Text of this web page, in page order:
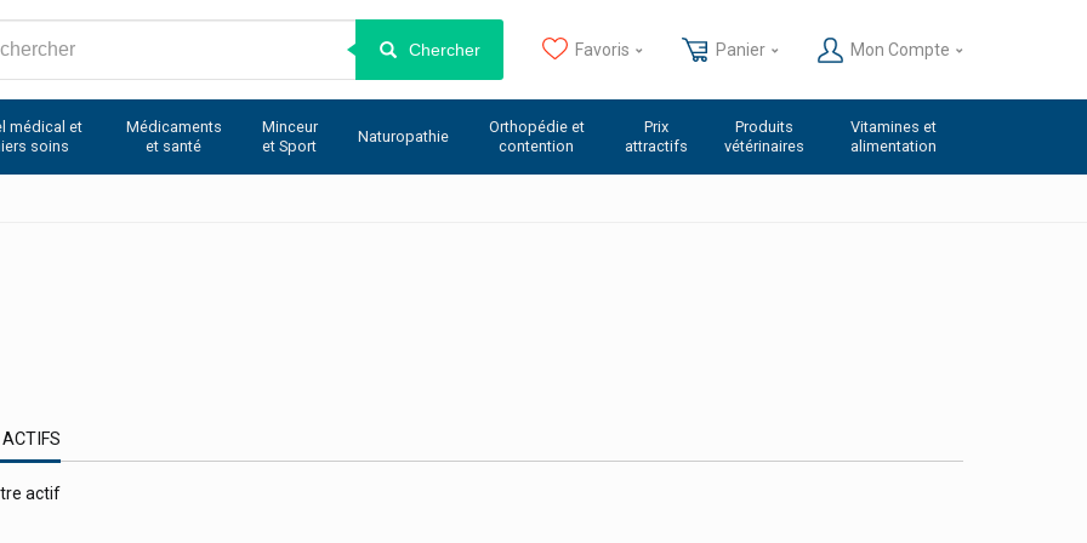
Chercher Favoris Panier Mon Compte
médical et
soins
Médicaments
et santé
Minceur
et Sport
Naturopathie
Orthopédie et
contention
Prix
attractifs
Produits
vétérinaires
Vitamines et
alimentation
ACTIFS
actif